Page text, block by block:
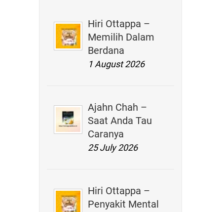
Hiri Ottappa –
Memilih Dalam
Berdana
1 August 2026
Ajahn Chah –
Saat Anda Tau
Caranya
25 July 2026
Hiri Ottappa –
Penyakit Mental